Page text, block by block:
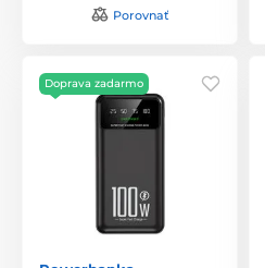
Porovnať
Doprava zadarmo